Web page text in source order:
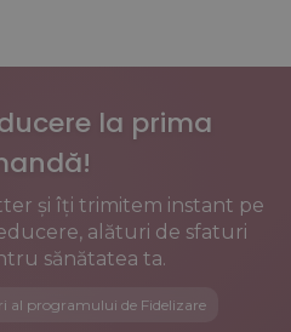
la prima
și îți trimitem instant pe
alături de sfaturi
sănătatea ta.
al programului de Fidelizare